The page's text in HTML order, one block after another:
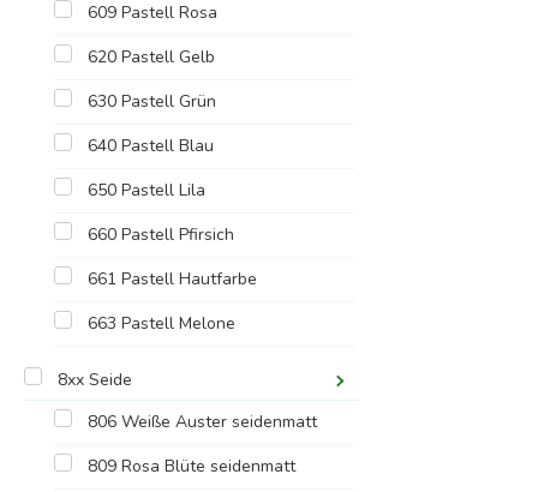
609 Pastell Rosa
620 Pastell Gelb
630 Pastell Grün
640 Pastell Blau
650 Pastell Lila
660 Pastell Pfirsich
661 Pastell Hautfarbe
663 Pastell Melone
8xx Seide
806 Weiße Auster seidenmatt
809 Rosa Blüte seidenmatt